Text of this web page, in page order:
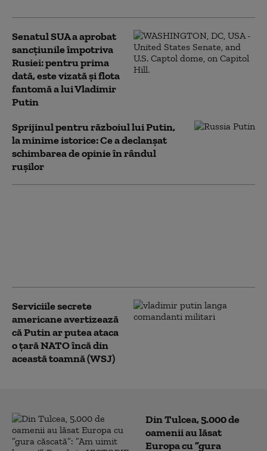
Senatul SUA a aprobat
sancțiunile împotriva
Rusiei: pentru prima
dată, este vizată și flota
fantomă a lui Vladimir
Putin
Sprijinul pentru războiul lui Putin,
la minime istorice: Ce a declanșat
schimbarea de opinie în rândul
rușilor
Serviciile secrete
americane avertizează
că Putin ar putea ataca
o țară NATO încă din
această toamnă (WSJ)
Din Tulcea, 5.000 de
oamenii au lăsat
Europa cu ”gura